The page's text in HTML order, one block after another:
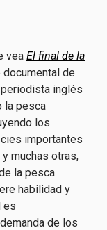
vea El final de la
documental de
inglés
la pesca
los
importantes
muchas otras,
la pesca
habilidad y
es
de los